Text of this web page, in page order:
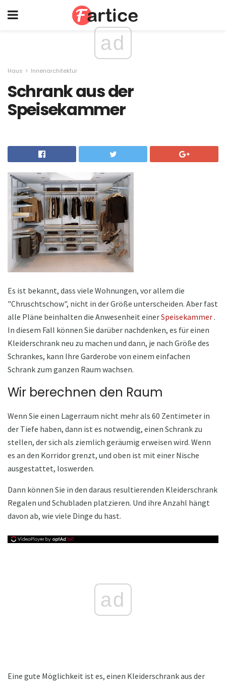
ad
Haus Innenarchitektur
Schrank aus der
Speisekammer
Es ist bekannt, dass viele Wohnungen, vor allem die
"Chruschtschow", nicht in der Größe unterscheiden. Aber fast
alle Pläne beinhalten die Anwesenheit einerSpeisekammer.
In diesem Fall können Sie darüber nachdenken, es für einen
Kleiderschrank neu zu machen und dann, je nach Größe des
Schrankes, kann Ihre Garderobe von einem einfachen
Schrank zum ganzen Raum wachsen.
Wir berechnen den Raum
Wenn Sie einen Lagerraum nicht mehr als 60 Zentimeter in
der Tiefe haben, dann ist es notwendig, einen Schrank zu
stellen, der sich als ziemlich geräumig erweisen wird. Wenn
es an den Korridor grenzt, und oben ist mit einer Nische
ausgestattet, loswerden.
Dann können Sie in den daraus resultierenden Kleiderschrank
Regalen und Schubladen platzieren. Und ihre Anzahl hängt
davon ab, wie viele Dinge du hast.
ad
Eine gute Möglichkeit ist es, einen Kleiderschrank aus der